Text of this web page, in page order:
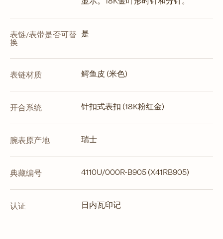
表链/表带是否可替
换
是
表链材质 鳄鱼皮 (米色)
开合系统 针扣式表扣 (18K粉红金)
腕表原产地 瑞士
典藏编号 4110U/000R-B905 (X41RB905)
认证 日内瓦印记